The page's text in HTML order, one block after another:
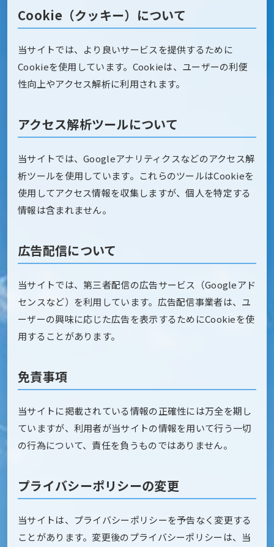
Cookie（クッキー）について
当サイトでは、より良いサービスを提供するために
Cookieを使用しています。Cookieは、ユーザーの利便
性向上やアクセス解析に利用されます。
アクセス解析ツールについて
当サイトでは、Googleアナリティクスなどのアクセス解
析ツールを使用しています。これらのツールはCookieを
使用してアクセス情報を収集しますが、個人を特定する
情報は含まれません。
広告配信について
当サイトでは、第三者配信の広告サービス（Googleアド
センスなど）を利用しています。広告配信事業者は、ユ
ーザーの興味に応じた広告を表示するためにCookieを使
用することがあります。
免責事項
当サイトに掲載されている情報の正確性には万全を期し
ていますが、利用者が当サイトの情報を用いて行う一切
の行為について、責任を負うものではありません。
プライバシーポリシーの変更
当サイトは、プライバシーポリシーを予告なく変更する
ことがあります。変更後のプライバシーポリシーは、当